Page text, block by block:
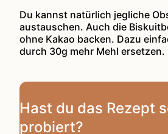
Du kannst natürlich jegliche
austauschen. Auch die
ohne Kakao backen. Dazu
durch 30g mehr Mehl ersetzen.
Hast du das Rezept
probiert?